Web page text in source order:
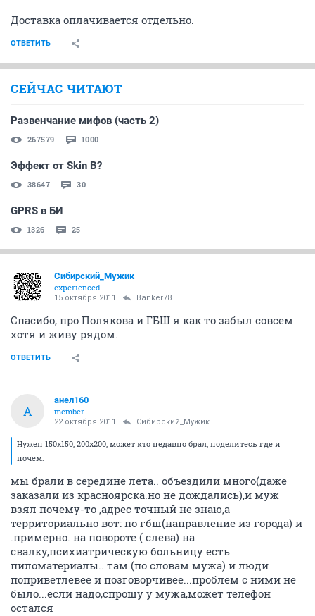
Доставка оплачивается отдельно.
ОТВЕТИТЬ
СЕЙЧАС ЧИТАЮТ
Развенчание мифов (часть 2)
267579 1000
Эффект от Skin B?
38647 30
GPRS в БИ
1326 25
Сибирский_Мужик
experienced
15 октября 2011 Banker78
Спасибо, про Полякова и ГБШ я как то забыл совсем
хотя и живу рядом.
ОТВЕТИТЬ
А
анел160
member
22 октября 2011 Сибирский_Мужик
Нужен 150х150, 200х200, может кто недавно брал, поделитесь где и
почем.
мы брали в середине лета.. объездили много(даже
заказали из красноярска.но не дождались),и муж
взял почему-то ,адрес точный не знаю,а
территориально вот: по гбш(направление из города) и
.примерно. на повороте ( слева) на
свалку,психиатрическую больницу есть
пиломатериалы.. там (по словам мужа) и люди
поприветлевее и позговорчивее...проблем с ними не
было...если надо,спрошу у мужа,может телефон
остался